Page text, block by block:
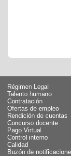
Régimen Legal
Talento humano
Contratación
Ofertas de empleo
Rendición de cuentas
Concurso docente
Pago Virtual
Control interno
Calidad
Buzón de